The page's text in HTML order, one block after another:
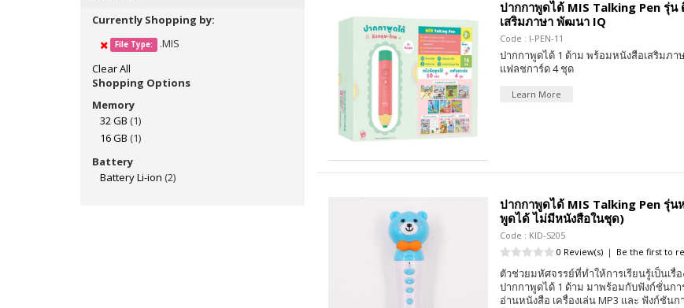
Currently Shopping by:
File Type:
.MIS
Clear All
Shopping Options
Memory
32 GB (1)
16 GB (1)
Battery
Battery Li-ion (2)
ปากกาพูดได้ MIS Talking Pen รุ่
เสริมภาษา พัฒนา IQ
Code : I-PEN-11
ปากกาพูดได้ 1 ด้าม พร้อมหนังสือเสริมภา
แฟลชการ์ด 4 ชุด
Learn More
ปากกาพูดได้ MIS Talking Pen รุ่น
พูดได้ ไม่มีหนังสือในชุด)
Code : KID-S205
0 Review(s) | Be the first to
ตัวช่วยมหัศจรรย์ที่ทำให้การเรียนรู้เป็นเรื่
ปากกาพูดได้ 1 ด้าม มาพร้อมกับฟังก์ชั่นกา
อ่านหนังสือ เครื่องเล่น MP3 และ ฟังก์ชันก